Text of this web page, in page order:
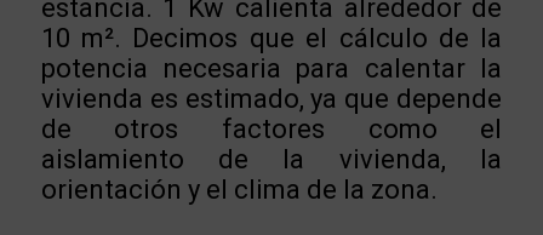
estancia. 1 Kw calienta alrededor de
10 m². Decimos que el cálculo de la
potencia necesaria para calentar la
vivienda es estimado, ya que depende
de otros factores como el
aislamiento de la vivienda, la
orientación y el clima de la zona.